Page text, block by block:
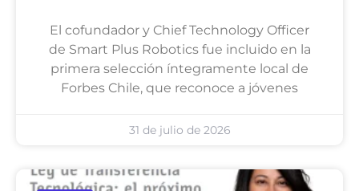
El cofundador y Chief Technology Officer
de Smart Plus Robotics fue incluido en la
primera selección íntegramente local de
Forbes Chile, que reconoce a jóvenes
31 de julio de 2026